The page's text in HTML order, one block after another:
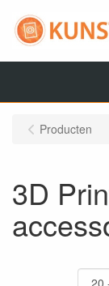
Producten
3D